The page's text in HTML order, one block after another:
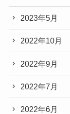
2023年5月
2022年10月
2022年9月
2022年7月
2022年6月